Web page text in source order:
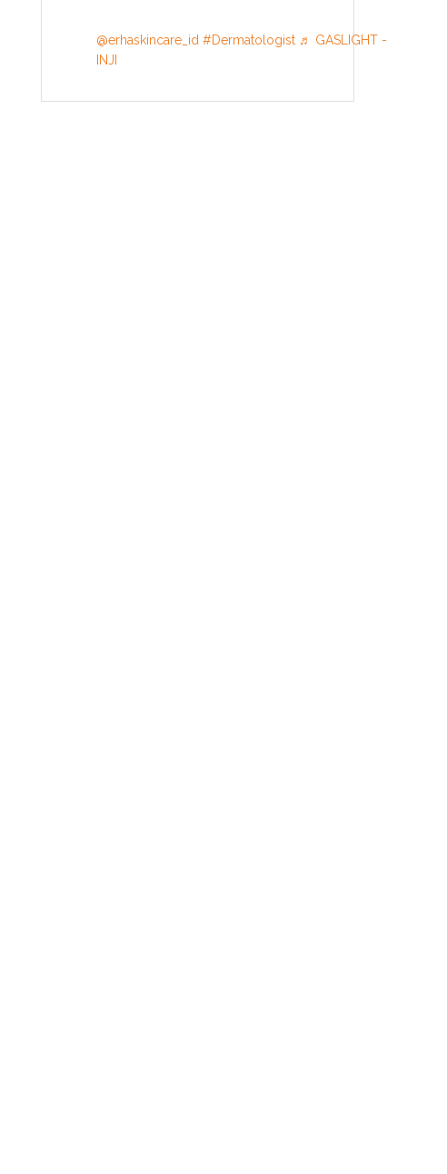
@erhaskincare_id #Dermatologist ♬ GASLIGHT -
INJI